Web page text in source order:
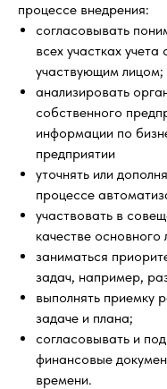
процессе внедрения:
согласовывать
всех участках
участвующим лицом;
анализировать
собственного
информации по
предприятии
уточнять или
процессе
участвовать в
качестве
заниматься
задач, например,
выполнять приемку
задаче и плана;
согласовывать и
финансовые
времени.